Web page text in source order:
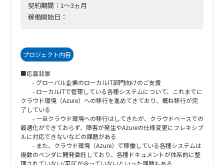
契約期間：1～3ヵ月
稼働開始日：
プロジェクト内容
■応募背景
- グローバル企業のローカルIT部門向けのご支援
- ローカルITで管理している各種システムについて、これまでに
クラウド環境（Azure）への移行を進めてきており、概ね移行が完
了している
- 一旦クラウド環境への移行はしてきたが、クラウドベースでの
最適化ができておらず、障害が発生やAzureの仕様変更にフレキシブ
ルに対応できないなどの課題がある
- また、クラウド環境（Azure）で稼働している各種システムは
複数のベンダに開発委託しており、各種ドキュメントが体系的に整
理されていない/平仄が合っていないといった課題もある